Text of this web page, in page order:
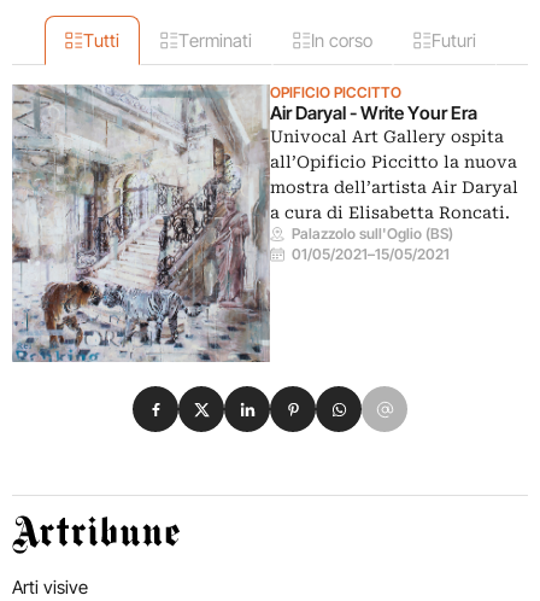
Tutti Terminati In corso Futuri
OPIFICIO PICCITTO
Air Daryal - Write Your Era
Univocal Art Gallery ospita
all’Opificio Piccitto la nuova
mostra dell’artista Air Daryal
a cura di Elisabetta Roncati.
Palazzolo sull'Oglio (BS)
01/05/2021–15/05/2021
Condividi su Facebook
Condividi su X
Condividi su LinkedIn
Condividi su Pinterest
Condividi su WhatsApp
Condividi su Email
Artribune
Arti visive